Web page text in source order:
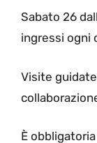
Sabato 26
ingressi ogni
Visite guidate
È